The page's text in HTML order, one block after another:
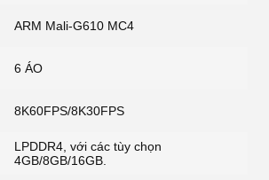
ARM Mali-G610 MC4
6 ÁO
8K60FPS/8K30FPS
LPDDR4, với các tùy chọn
4GB/8GB/16GB.